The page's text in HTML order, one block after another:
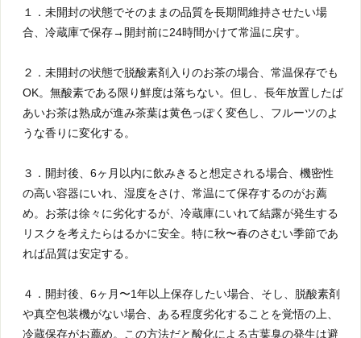
１．未開封の状態でそのままの品質を長期間維持させたい場
合、冷蔵庫で保存→開封前に24時間かけて常温に戻す。
２．未開封の状態で脱酸素剤入りのお茶の場合、常温保存でも
OK。無酸素である限り鮮度は落ちない。但し、長年放置したば
あいお茶は熟成が進み茶葉は黄色っぽく変色し、フルーツのよ
うな香りに変化する。
３．開封後、6ヶ月以内に飲みきると想定される場合、機密性
の高い容器にいれ、湿度をさけ、常温にて保存するのがお薦
め。お茶は徐々に劣化するが、冷蔵庫にいれて結露が発生する
リスクを考えたらはるかに安全。特に秋〜春のさむい季節であ
れば品質は安定する。
４．開封後、6ヶ月〜1年以上保存したい場合、そし、脱酸素剤
や真空包装機がない場合、ある程度劣化することを覚悟の上、
冷蔵保存がお薦め。この方法だと酸化による古葉臭の発生は避